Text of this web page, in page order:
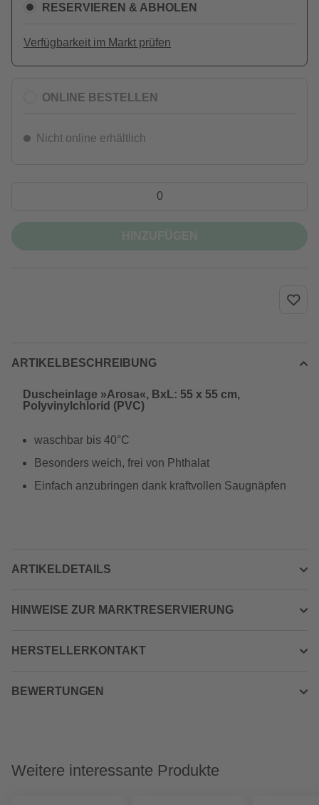
RESERVIEREN & ABHOLEN
Verfügbarkeit im Markt prüfen
ONLINE BESTELLEN
Nicht online erhältlich
ARTIKELBESCHREIBUNG
Duscheinlage »Arosa«, BxL: 55 x 55 cm,
Polyvinylchlorid (PVC)
waschbar bis 40°C
Besonders weich, frei von Phthalat
Einfach anzubringen dank kraftvollen Saugnäpfen
ARTIKELDETAILS
HINWEISE ZUR MARKTRESERVIERUNG
HERSTELLERKONTAKT
BEWERTUNGEN
Weitere interessante Produkte